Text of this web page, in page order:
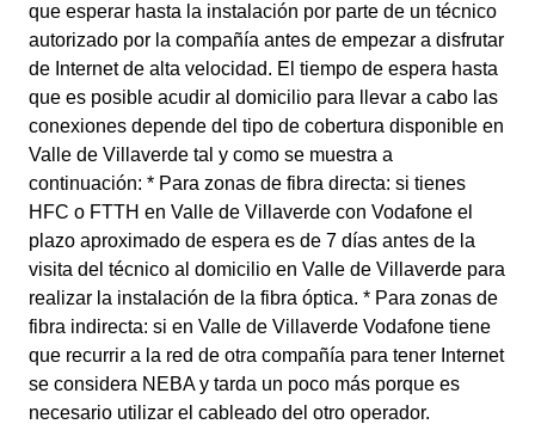
que esperar hasta la instalación por parte de un técnico
autorizado por la compañía antes de empezar a disfrutar
de Internet de alta velocidad. El tiempo de espera hasta
que es posible acudir al domicilio para llevar a cabo las
conexiones depende del tipo de cobertura disponible en
Valle de Villaverde tal y como se muestra a
continuación: * Para zonas de fibra directa: si tienes
HFC o FTTH en Valle de Villaverde con Vodafone el
plazo aproximado de espera es de 7 días antes de la
visita del técnico al domicilio en Valle de Villaverde para
realizar la instalación de la fibra óptica. * Para zonas de
fibra indirecta: si en Valle de Villaverde Vodafone tiene
que recurrir a la red de otra compañía para tener Internet
se considera NEBA y tarda un poco más porque es
necesario utilizar el cableado del otro operador.